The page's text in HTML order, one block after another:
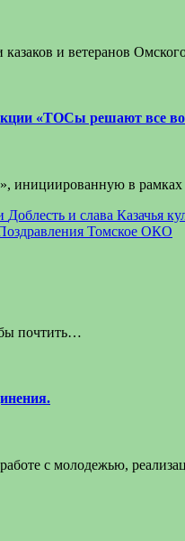
и ветеранов
«ТОСы решают все
инициированную в
Доблесть и слава Казачья
Томское ОКО
почтить…
с молодежью,